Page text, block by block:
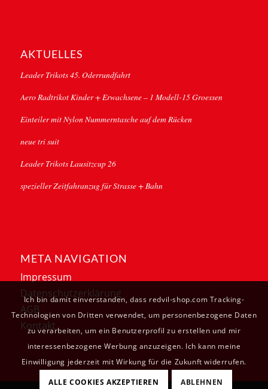
AKTUELLES
Leader Trikots 45. Oderrundfahrt
Aero Radtrikot Kinder + Erwachsene – 1 Modell-15 Groessen
Einteiler mit Nylon Nummerntasche auf dem Rücken
neue tri suit
Leader Trikots Lausitzcup 26
spezieller Zeitfahranzug für Strasse + Bahn
META NAVIGATION
Impressum
Datenschutzerklärung
AGB
Kontakt
Ich bin damit einverstanden, dass redvil-shop.com Tracking-
Technologien von Dritten verwendet, um personenbezogene Daten
zu verarbeiten, um ein Benutzerprofil zu erstellen und mir
interessenbezogene Werbung anzuzeigen. Ich kann meine
Einwilligung jederzeit mit Wirkung für die Zukunft widerrufen.
ALLE COOKIES AKZEPTIEREN ABLEHNEN